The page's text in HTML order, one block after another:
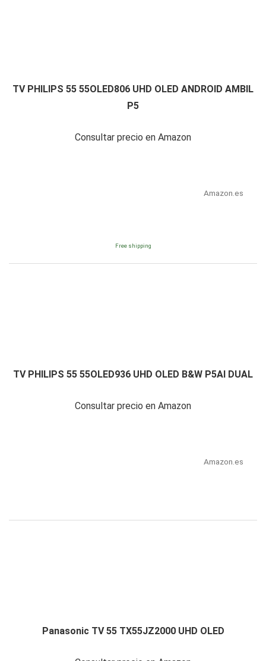
TV PHILIPS 55 55OLED806 UHD OLED ANDROID AMBIL
P5
Consultar precio en Amazon
Amazon.es
Free shipping
TV PHILIPS 55 55OLED936 UHD OLED B&W P5AI DUAL
Consultar precio en Amazon
Amazon.es
Panasonic TV 55 TX55JZ2000 UHD OLED